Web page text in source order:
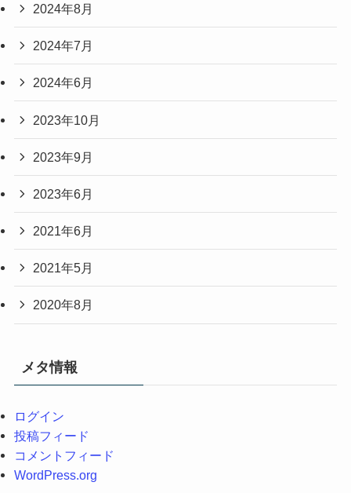
2024年8月
2024年7月
2024年6月
2023年10月
2023年9月
2023年6月
2021年6月
2021年5月
2020年8月
メタ情報
ログイン
投稿フィード
コメントフィード
WordPress.org